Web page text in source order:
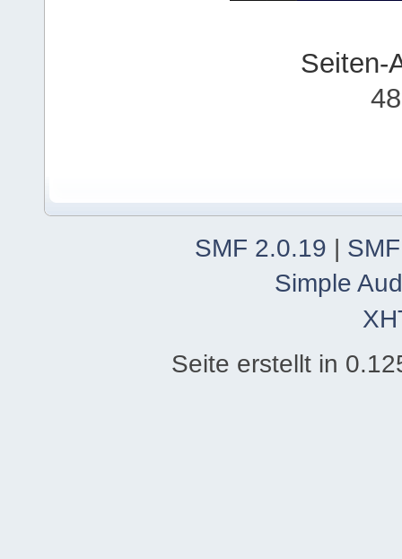
Seiten-
SMF 2.0.19 |
Simple
Seite erstellt in